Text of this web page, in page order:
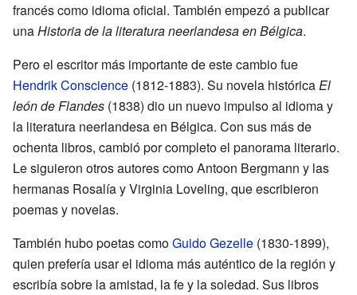
francés como idioma oficial. También empezó a publicar
unaHistoria de la literatura neerlandesa en Bélgica.
Pero el escritor más importante de este cambio fue
Hendrik Conscience (1812-1883). Su novela históricaEl
león de Flandes (1838) dio un nuevo impulso al idioma y
la literatura neerlandesa en Bélgica. Con sus más de
ochenta libros, cambió por completo el panorama literario.
Le siguieron otros autores como Antoon Bergmann y las
hermanas Rosalía y Virginia Loveling, que escribieron
poemas y novelas.
También hubo poetas comoGuido Gezelle (1830-1899),
quien prefería usar el idioma más auténtico de la región y
escribía sobre la amistad, la fe y la soledad. Sus libros